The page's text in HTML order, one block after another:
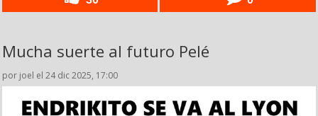
Mucha suerte al futuro Pelé
por joel el 24 dic 2025, 17:00